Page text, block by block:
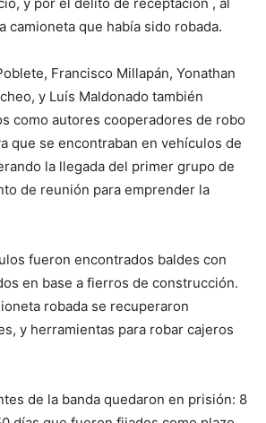
camioneta que había sido robada.
Francisco Millapán, Yonathan
y Luís Maldonado también
como autores cooperadores de robo
que se encontraban en vehículos de
la llegada del primer grupo de
de reunión para emprender la
fueron encontrados baldes con
en base a fierros de construcción.
robada se recuperaron
y herramientas para robar cajeros
de la banda quedaron en prisión: 8